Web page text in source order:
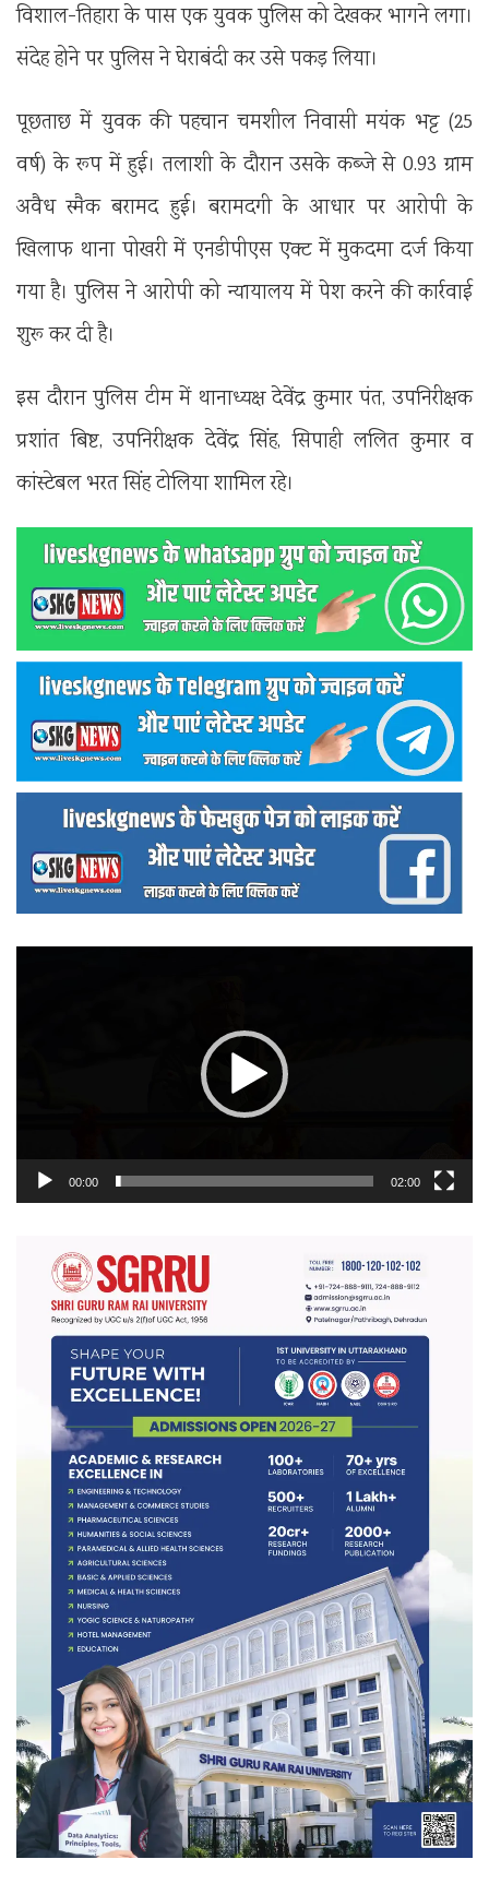
विशाल-तिहारा के पास एक युवक पुलिस को देखकर भागने लगा।
संदेह होने पर पुलिस ने घेराबंदी कर उसे पकड़ लिया।
पूछताछ में युवक की पहचान चमशील निवासी मयंक भट्ट (25
वर्ष) के रूप में हुई। तलाशी के दौरान उसके कब्जे से 0.93 ग्राम
अवैध स्मैक बरामद हुई। बरामदगी के आधार पर आरोपी के
खिलाफ थाना पोखरी में एनडीपीएस एक्ट में मुकदमा दर्ज किया
गया है। पुलिस ने आरोपी को न्यायालय में पेश करने की कार्रवाई
शुरू कर दी है।
इस दौरान पुलिस टीम में थानाध्यक्ष देवेंद्र कुमार पंत, उपनिरीक्षक
प्रशांत बिष्ट, उपनिरीक्षक देवेंद्र सिंह, सिपाही ललित कुमार व
कांस्टेबल भरत सिंह टोलिया शामिल रहे।
00:00 02:00